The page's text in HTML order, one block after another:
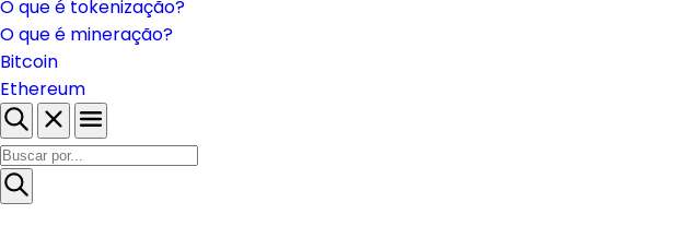
O que é tokenização?
O que é mineração?
Bitcoin
Ethereum